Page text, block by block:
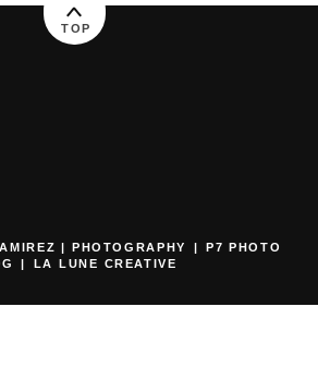
TOP
| PHOTOGRAPHY |
P7 PHOTO
| LA LUNE CREATIVE